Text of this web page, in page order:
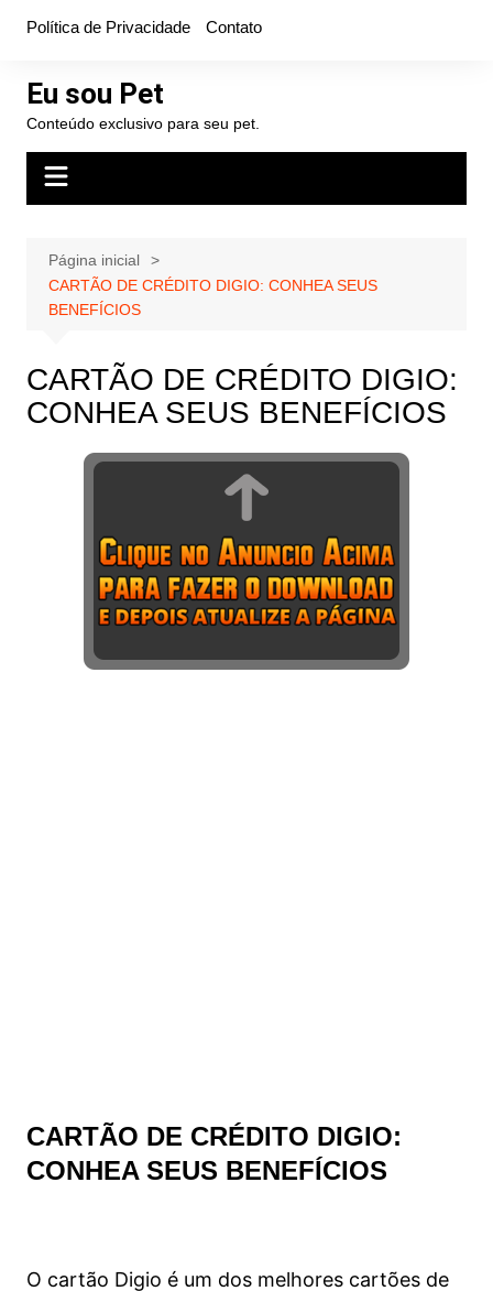
conteúdo
Política de Privacidade Contato
Eu sou Pet
Conteúdo exclusivo para seu pet.
Página inicial
CARTÃO DE CRÉDITO DIGIO: CONHEA SEUS
BENEFÍCIOS
CARTÃO DE CRÉDITO DIGIO:
CONHEA SEUS BENEFÍCIOS
CARTÃO DE CRÉDITO DIGIO:
CONHEA SEUS BENEFÍCIOS
O cartão Digio é um dos melhores cartões de